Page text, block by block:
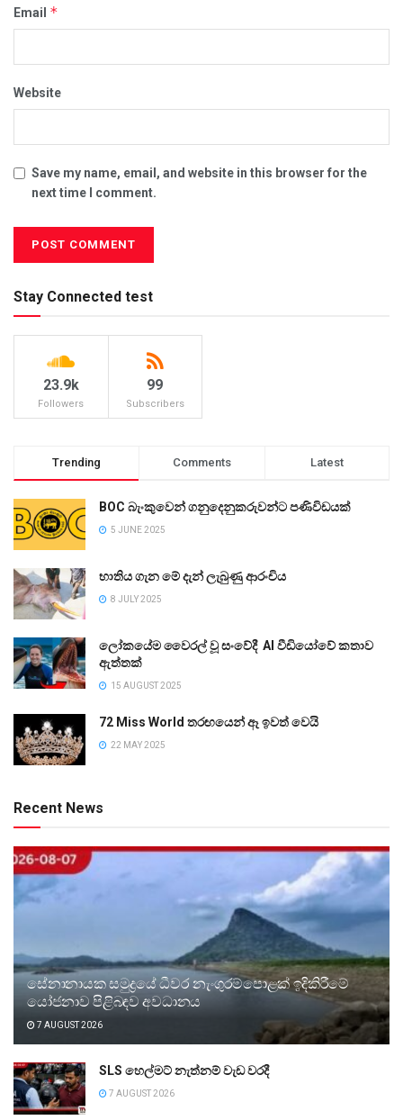
Email *
Website
Save my name, email, and website in this browser for the
next time I comment.
Stay Connected test
23.9k
Followers
99
Subscribers
Trending Comments Latest
BOC බැංකුවෙන් ගනුදෙනුකරුවන්ට පණිවිඩයක්
5 JUNE 2025
භාතිය ගැන මේ දැන් ලැබුණු ආරංචිය
8 JULY 2025
ලෝකයේම වෛරල් වූ සංවේදී AI වීඩියෝවේ කතාව
ඇත්තක්
15 AUGUST 2025
72 Miss World තරඟයෙන් ඈ ඉවත් වෙයි
22 MAY 2025
Recent News
සේනානායක සමුද්‍රයේ ධීවර නැංගුරම්පොළක් ඉදිකිරීමේ
යෝජනාව පිළිබඳව අවධානය
7 AUGUST 2026
SLS හෙල්මට් නැත්නම් වැඩ වරදී
7 AUGUST 2026